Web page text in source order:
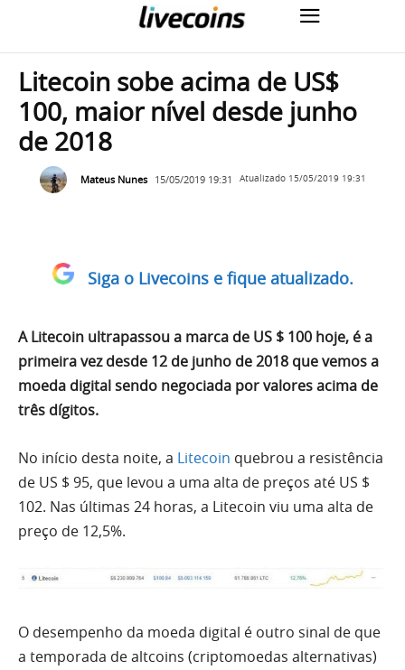
Litecoin sobe acima de US$
100, maior nível desde junho
de 2018
Mateus Nunes 15/05/2019 19:31 Atualizado 15/05/2019 19:31
Siga o Livecoins e fique atualizado.
A Litecoin ultrapassou a marca de US $ 100 hoje, é a
primeira vez desde 12 de junho de 2018 que vemos a
moeda digital sendo negociada por valores acima de
três dígitos.
No início desta noite, a Litecoin quebrou a resistência
de US $ 95, que levou a uma alta de preços até US $
102. Nas últimas 24 horas, a Litecoin viu uma alta de
preço de 12,5%.
O desempenho da moeda digital é outro sinal de que
a temporada de altcoins (criptomoedas alternativas)